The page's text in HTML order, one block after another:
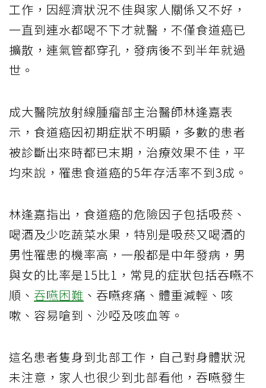
工作，因經濟狀況不佳與家人關係又不好，
一直到連水都喝不下才就醫，不僅食道癌已
擴散，連氣管都穿孔，發病後不到半年就過
世。
成大醫院放射線腫瘤部主治醫師林逢嘉表
示，食道癌因初期症狀不明顯，多數的患者
被診斷出來時都已末期，治療效果不佳，平
均來說，罹患食道癌的5年存活率不到3成。
林逢嘉指出，食道癌的危險因子包括吸菸、
喝酒及少吃蔬菜水果，特別是吸菸又喝酒的
男性罹患的機率高，一般都是中年發病，男
與女的比率是15比1，常見的症狀包括吞嚥不
順、 吞嚥困難 、吞嚥疼痛、體重減輕、咳
嗽、容易嗆到、沙啞及咳血等。
這名患者隻身到北部工作，自己對身體狀況
未注意，家人也很少到北部看他，吞嚥發生